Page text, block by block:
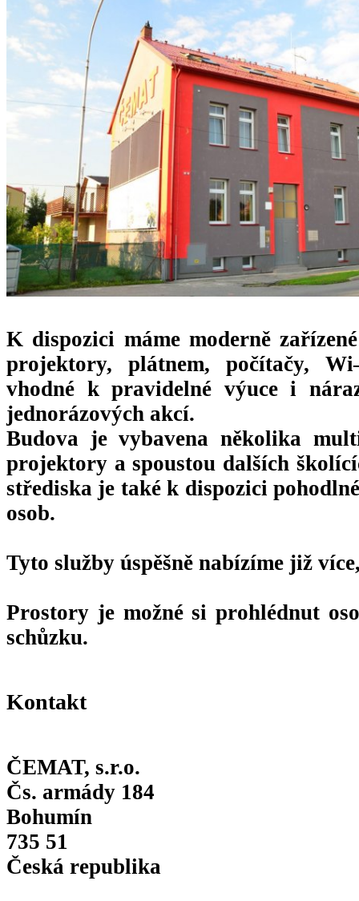
K dispozici máme moderně
projektory, plátnem, počítačy,
vhodné k pravidelné výuce i
jednorázových akcí.
Budova je vybavena několika
projektory a spoustou dalších
střediska je také k dispozici
osob.
Tyto služby úspěšně nabízíme již
Prostory je možné si prohlédnut
schůzku.
Kontakt
ČEMAT, s.r.o.
Čs. armády 184
Bohumín
735 51
Česká republika